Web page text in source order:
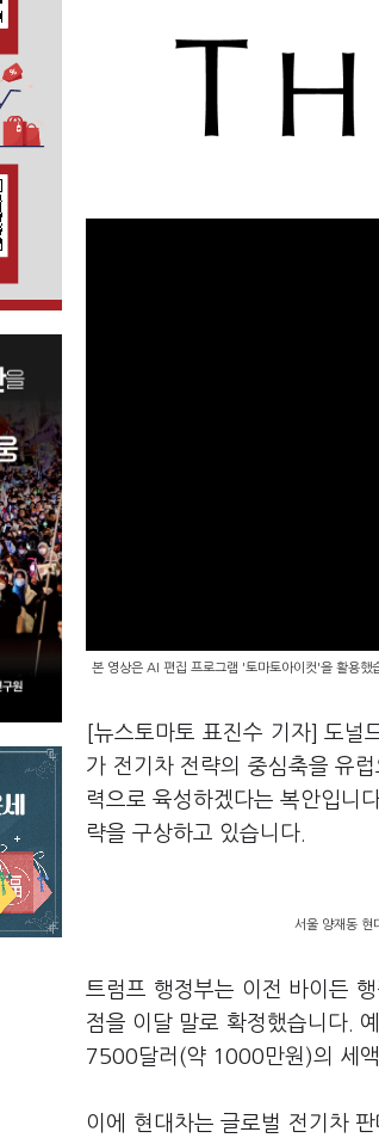
본 영상은 AI 편집 프로그램 '토마토아이컷'을 활용했
[뉴스토마토 표진수 기자] 도널
가 전기차 전략의 중심축을 유
력으로 육성하겠다는 복안입니
략을 구상하고 있습니다.
서울 양재동 현
트럼프 행정부는 이전 바이든
점을 이달 말로 확정했습니다.
7500달러(약 1000만원)의 세
이에 현대차는 글로벌 전기차